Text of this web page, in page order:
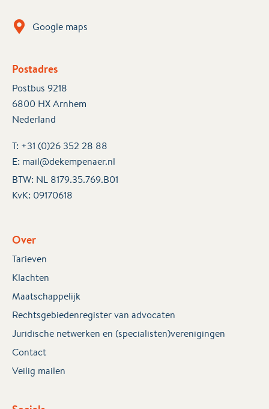
Google maps
Postadres
Postbus 9218
6800 HX Arnhem
Nederland
T: +31 (0)26 352 28 88
E: mail@dekempenaer.nl
BTW: NL 8179.35.769.B01
KvK: 09170618
Over
Tarieven
Klachten
Maatschappelijk
Rechtsgebiedenregister van advocaten
Juridische netwerken en (specialisten)verenigingen
Contact
Veilig mailen